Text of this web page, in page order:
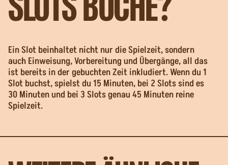
SLOTS BUCHE?
Ein Slot beinhaltet nicht nur die Spielzeit, sondern
auch Einweisung, Vorbereitung und Übergänge, all das
ist bereits in der gebuchten Zeit inkludiert. Wenn du 1
Slot buchst, spielst du 15 Minuten, bei 2 Slots sind es
30 Minuten und bei 3 Slots genau 45 Minuten reine
Spielzeit.